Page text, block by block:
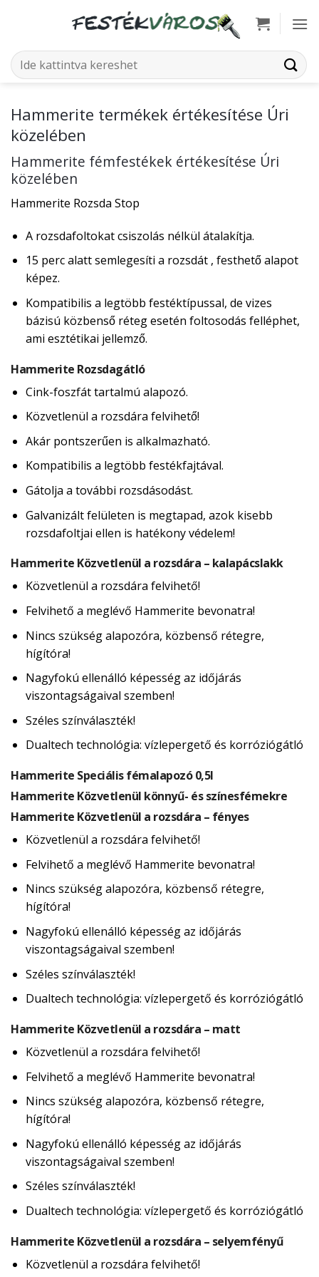
Keresés
a
Hammerite termékek értékesítése Úri
közelében
Hammerite fémfestékek értékesítése Úri
közelében
Hammerite Rozsda Stop
A rozsdafoltokat csiszolás nélkül átalakítja.
15 perc alatt semlegesíti a rozsdát , festhető alapot
képez.
Kompatibilis a legtöbb festéktípussal, de vizes
bázisú közbenső réteg esetén foltosodás felléphet,
ami esztétikai jellemző.
Hammerite Rozsdagátló
Cink-foszfát tartalmú alapozó.
Közvetlenül a rozsdára felvihető!
Akár pontszerűen is alkalmazható.
Kompatibilis a legtöbb festékfajtával.
Gátolja a további rozsdásodást.
Galvanizált felületen is megtapad, azok kisebb
rozsdafoltjai ellen is hatékony védelem!
Hammerite Közvetlenül a rozsdára – kalapácslakk
Közvetlenül a rozsdára felvihető!
Felvihető a meglévő Hammerite bevonatra!
Nincs szükség alapozóra, közbenső rétegre,
hígítóra!
Nagyfokú ellenálló képesség az időjárás
viszontagságaival szemben!
Széles színválaszték!
Dualtech technológia: vízlepergető és korróziógátló
Hammerite Speciális fémalapozó 0,5l
Hammerite Közvetlenül könnyű- és színesfémekre
Hammerite Közvetlenül a rozsdára – fényes
Közvetlenül a rozsdára felvihető!
Felvihető a meglévő Hammerite bevonatra!
Nincs szükség alapozóra, közbenső rétegre,
hígítóra!
Nagyfokú ellenálló képesség az időjárás
viszontagságaival szemben!
Széles színválaszték!
Dualtech technológia: vízlepergető és korróziógátló
Hammerite Közvetlenül a rozsdára – matt
Közvetlenül a rozsdára felvihető!
Felvihető a meglévő Hammerite bevonatra!
Nincs szükség alapozóra, közbenső rétegre,
hígítóra!
Nagyfokú ellenálló képesség az időjárás
viszontagságaival szemben!
Széles színválaszték!
Dualtech technológia: vízlepergető és korróziógátló
Hammerite Közvetlenül a rozsdára – selyemfényű
Közvetlenül a rozsdára felvihető!